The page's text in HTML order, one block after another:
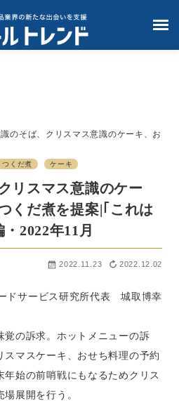
のそば、クリスマス意識のケーキ、お
編・2022年11月
つくだ煮 ケーキ
リスマス意識のケー
くだ煮を提案|｢これは
2022年11月
2022.11.23 2022.12.02
ドサービス研究所代表 城取博幸
覚の訴求。ホットメニューの訴
マスケーキ、おせち料理の予約
始の前哨戦にもなるためクリス
展開を行う。